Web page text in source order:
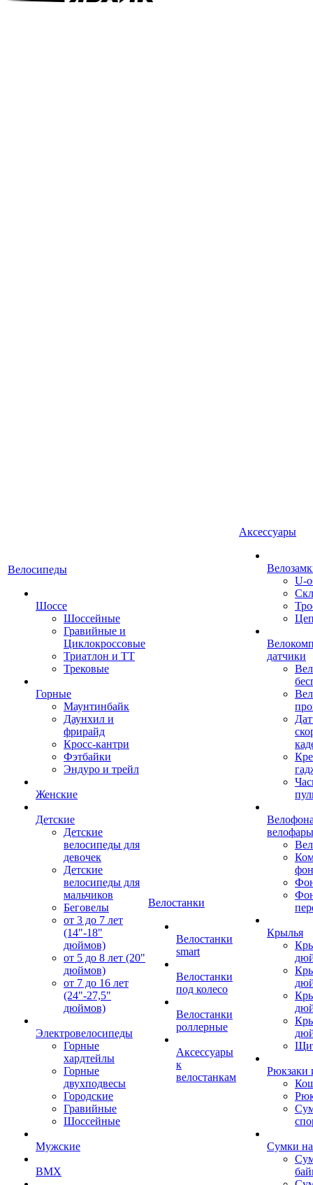
Велосипеды
Шоссе
Шоссейные
Гравийные и
Циклокроссовые
Триатлон и ТТ
Трековые
Горные
Маунтинбайк
Даунхил и
фрирайд
Кросс-кантри
Фэтбайки
Эндуро и трейл
Женские
Детские
Детские
велосипеды для
девочек
Детские
велосипеды для
мальчиков
Беговелы
от 3 до 7 лет
(14"-18"
дюймов)
от 5 до 8 лет (20"
дюймов)
от 7 до 16 лет
(24"-27,5"
дюймов)
Электровелосипеды
Горные
хардтейлы
Горные
двухподвесы
Городские
Гравийные
Шоссейные
Мужские
BMX
Велостанки
Велостанки
smart
Велостанки
под колесо
Велостанки
роллерные
Аксессуары
к
велостанкам
Аксессуары
U-
датчики
велофары
Крылья
Рюкзаки
Сумки